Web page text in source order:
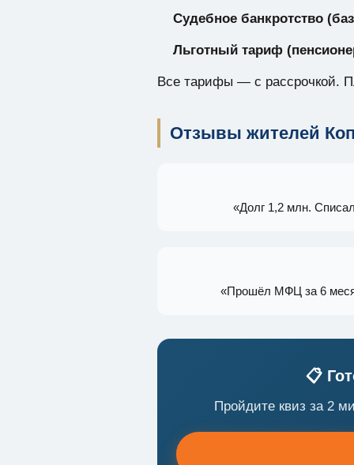
Судебное банкротство
Льготный тариф
Все тарифы — с рассрочкой.
Отзывы жителей
«Долг 1,2 млн.
«Прошёл МФЦ за 6
📋
Пройдите квиз за 2